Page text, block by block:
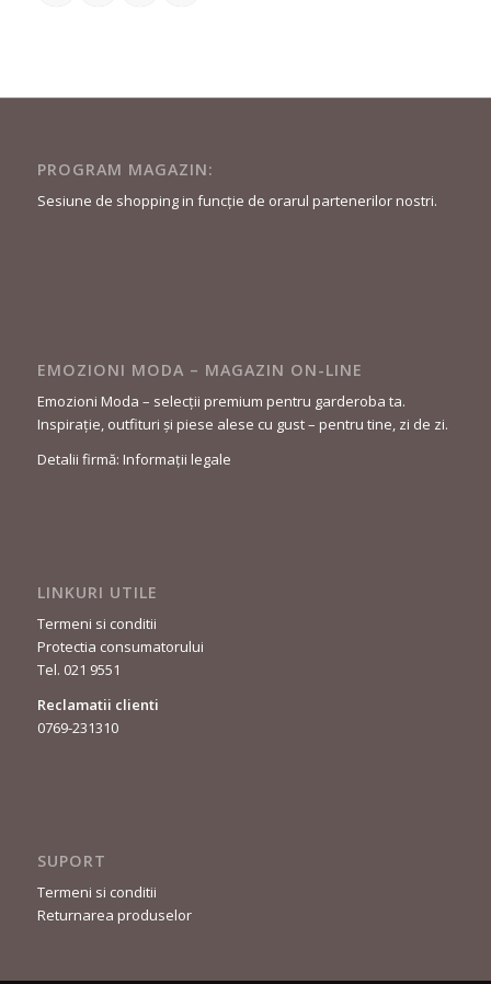
PROGRAM MAGAZIN:
Sesiune de shopping in funcție de orarul partenerilor nostri.
EMOZIONI MODA – MAGAZIN ON-LINE
Emozioni Moda – selecții premium pentru garderoba ta.
Inspirație, outfituri și piese alese cu gust – pentru tine, zi de zi.
Detalii firmă: Informații legale
LINKURI UTILE
Termeni si conditii
Protectia consumatorului
Tel. 021 9551
Reclamatii clienti
0769-231310
SUPORT
Termeni si conditii
Returnarea produselor